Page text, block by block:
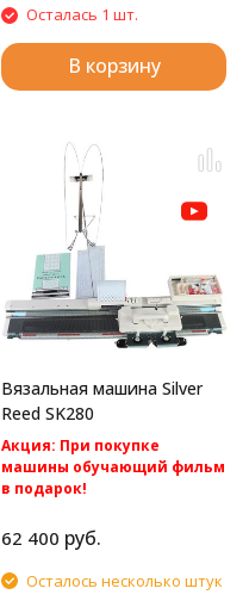
Осталась 1 шт.
В корзину
Вязальная машина Silver
Reed SK280
Акция: При покупке
машины обучающий фильм
в подарок!
доставка по России.
Однофонтурная перфокартная
вязальная машина Silver Reed
SK280
62 400 руб.
Осталось несколько штук